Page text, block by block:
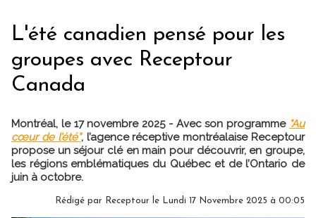
L'été canadien pensé pour les
groupes avec Receptour
Canada
Montréal, le 17 novembre 2025 - Avec son programme "Au
cœur de l’été”, l’agence réceptive montréalaise Receptour
propose un séjour clé en main pour découvrir, en groupe,
les régions emblématiques du Québec et de l’Ontario de
juin à octobre.
Rédigé par Receptour le Lundi 17 Novembre 2025 à 00:05